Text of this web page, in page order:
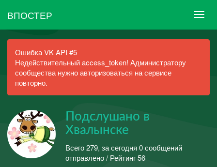
ВПОСТЕР
Ошибка VK API #5
Недействительный access_token! Администратору
сообщества нужно авторизоваться на сервисе
повторно.
Подслушано в
Хвалынске
Всего 279, за сегодня 0 сообщений
отправлено / Рейтинг 56